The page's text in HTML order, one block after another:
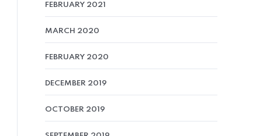
FEBRUARY 2021
MARCH 2020
FEBRUARY 2020
DECEMBER 2019
OCTOBER 2019